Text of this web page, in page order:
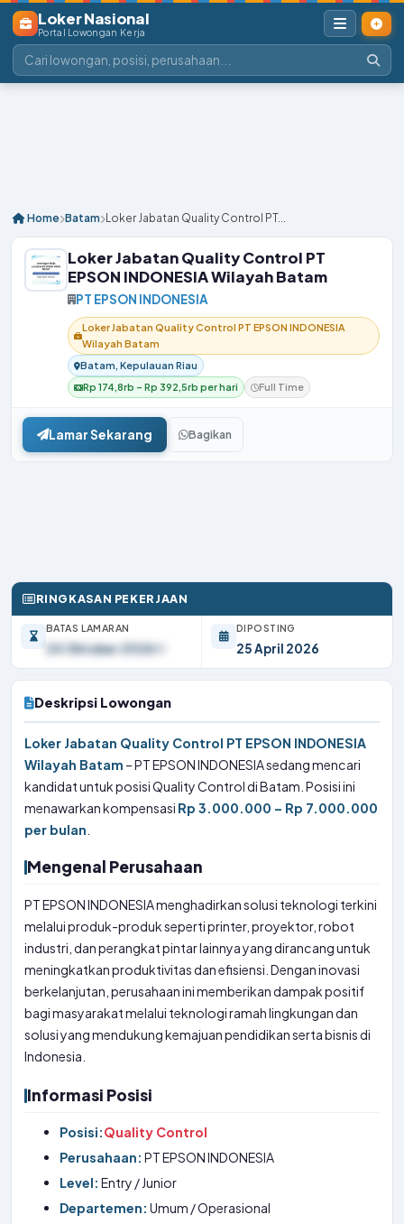
Loker Nasional
Portal Lowongan Kerja
Home Batam Loker Jabatan Quality Control PT...
Loker Jabatan Quality Control PT
EPSON INDONESIA Wilayah Batam
PT EPSON INDONESIA
Loker Jabatan Quality Control PT EPSON INDONESIA
Wilayah Batam
Batam, Kepulauan Riau
Rp 174,8rb – Rp 392,5rb per hari
Full Time
Lamar Sekarang Bagikan
RINGKASAN PEKERJAAN
BATAS LAMARAN
24 Oktober 2026
DIPOSTING
25 April 2026
Deskripsi Lowongan
Loker Jabatan Quality Control PT EPSON INDONESIA
Wilayah Batam – PT EPSON INDONESIA sedang mencari
kandidat untuk posisi Quality Control di Batam. Posisi ini
menawarkan kompensasi Rp 3.000.000 – Rp 7.000.000
per bulan
Mengenal Perusahaan
PT EPSON INDONESIA menghadirkan solusi teknologi terkini
melalui produk-produk seperti printer, proyektor, robot
industri, dan perangkat pintar lainnya yang dirancang untuk
meningkatkan produktivitas dan efisiensi. Dengan inovasi
berkelanjutan, perusahaan ini memberikan dampak positif
bagi masyarakat melalui teknologi ramah lingkungan dan
solusi yang mendukung kemajuan pendidikan serta bisnis di
Indonesia.
Informasi Posisi
Posisi:Quality Control
Perusahaan: PT EPSON INDONESIA
Level: Entry / Junior
Departemen: Umum / Operasional